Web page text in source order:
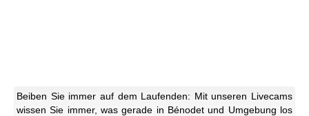
Beiben Sie immer auf dem Laufenden: Mit unseren Livecams
wissen Sie immer, was gerade in Bénodet und Umgebung los